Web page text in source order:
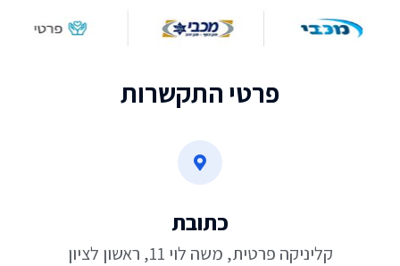
פרטי התקשרות
כתובת
קליניקה פרטית, משה לוי 11, ראשון לציון